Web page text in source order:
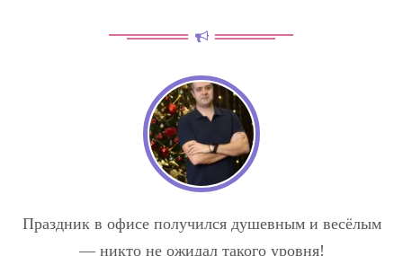
Праздник в офисе получился душевным и весёлым
— никто не ожидал такого уровня!